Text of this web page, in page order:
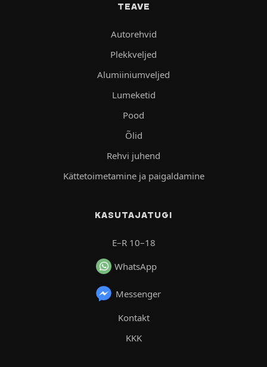
TEAVE
Autorehvid
Plekkveljed
Alumiiniumveljed
Lumeketid
Pood
Õlid
Rehvi juhend
Kättetoimetamine ja paigaldamine
KASUTAJATUGI
E–R 10–18
WhatsApp
Messenger
Kontakt
KKK